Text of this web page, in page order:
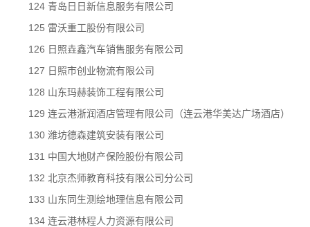
124 青岛日日新信息服务有限公司
125 雷沃重工股份有限公司
126 日照垚鑫汽车销售服务有限公司
127 日照市创业物流有限公司
128 山东玛赫装饰工程有限公司
129 连云港浙润酒店管理有限公司（连云港华美达广场酒店）
130 潍坊德森建筑安装有限公司
131 中国大地财产保险股份有限公司
132 北京杰师教育科技有限公司分公司
133 山东同生测绘地理信息有限公司
134 连云港林程人力资源有限公司